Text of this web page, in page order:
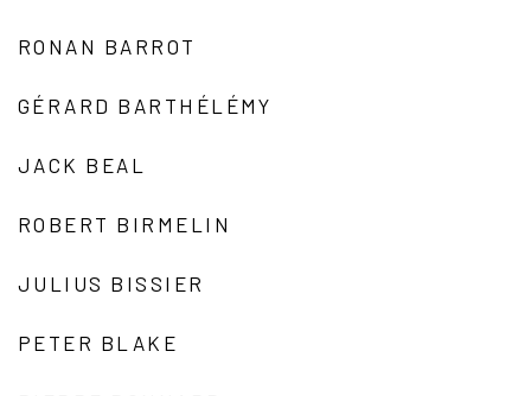
RONAN BARROT
GÉRARD BARTHÉLÉMY
JACK BEAL
ROBERT BIRMELIN
JULIUS BISSIER
PETER BLAKE